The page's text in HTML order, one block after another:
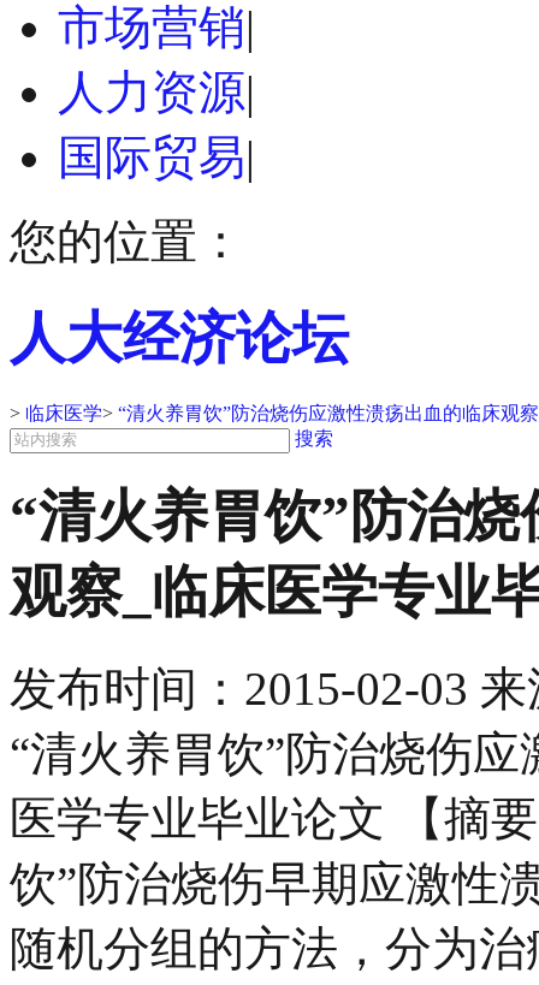
市场营销|
人力资源|
国际贸易|
您的位置：
人大经济论坛
> 临床医学> “清火养胃饮”防治烧伤应激性溃疡出血的临床观
搜索
“清火养胃饮”防治
观察_临床医学专业
发布时间： 2015-02-03 来
“清火养胃饮”防治烧伤
医学专业毕业论文 【摘
饮”防治烧伤早期应激性
随机分组的方法，分为